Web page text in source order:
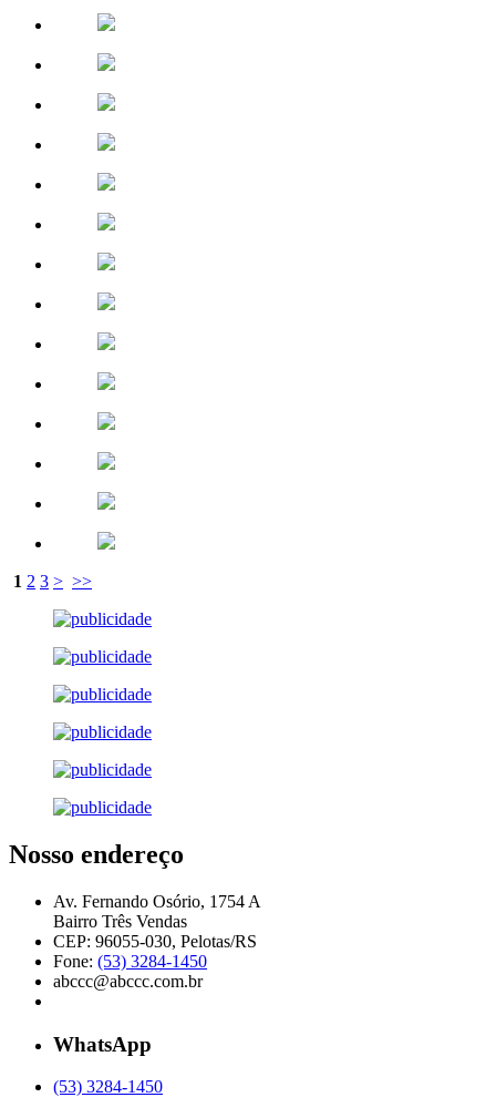
1 2 3 > >>
Nosso endereço
Av. Fernando Osório, 1754 A
Bairro Três Vendas
CEP: 96055-030, Pelotas/RS
Fone: (53) 3284-1450
abccc@abccc.com.br
WhatsApp
(53) 3284-1450